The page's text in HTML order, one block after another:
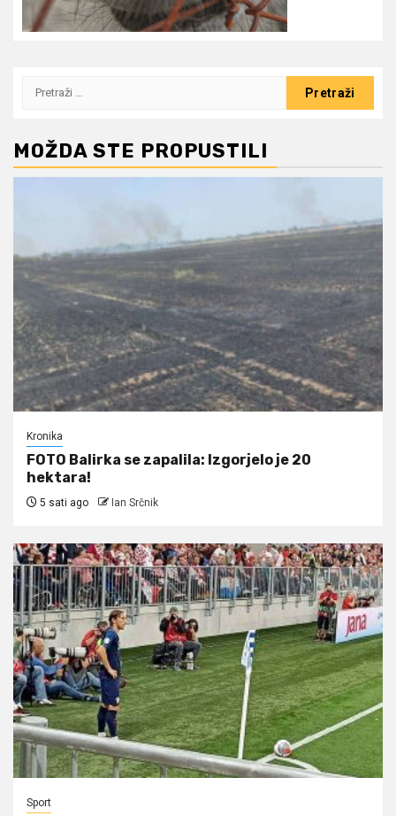
Pretraži:
MOŽDA STE PROPUSTILI
Kronika
FOTO Balirka se zapalila: Izgorjelo je 20
hektara!
5 sati ago Ian Srčnik
Sport